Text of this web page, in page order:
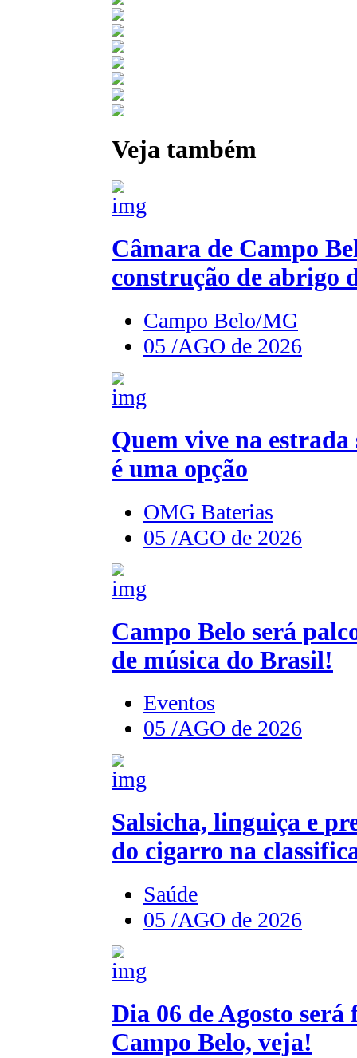
Veja também
Câmara de Campo
construção de abrigo
Campo Belo/MG
05 /AGO de 2026
Quem vive na
é uma opção
OMG Baterias
05 /AGO de 2026
Campo Belo será
de música do Brasil!
Eventos
05 /AGO de 2026
Salsicha, linguiça e
do cigarro na
Saúde
05 /AGO de 2026
Dia 06 de Agosto
Campo Belo, veja!